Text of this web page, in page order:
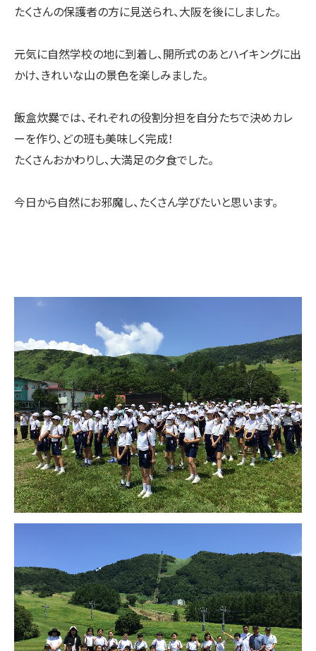
たくさんの保護者の方に見送られ、大阪を後にしました。
元気に自然学校の地に到着し、開所式のあとハイキングに出
かけ、きれいな山の景色を楽しみました。
飯盒炊爨では、それぞれの役割分担を自分たちで決めカレ
ーを作り、どの班も美味しく完成！
たくさんおかわりし、大満足の夕食でした。
今日から自然にお邪魔し、たくさん学びたいと思います。